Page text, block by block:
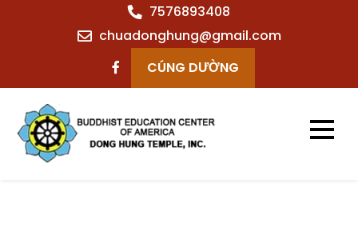
7576893408
chuadonghung@gmail.com
CÚNG DƯỜNG